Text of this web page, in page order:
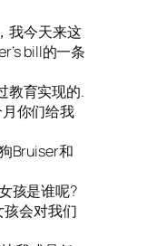
我今天来这
bill的一条
教育实现的.
你们给我
Bruiser和
孩是谁呢?
孩会对我们